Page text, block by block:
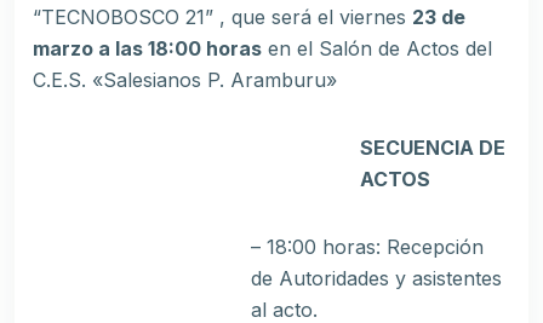
“TECNOBOSCO 21” , que será el viernes 23 de
marzo a las 18:00 horas en el Salón de Actos del
C.E.S. «Salesianos P. Aramburu»
SECUENCIA DE
ACTOS
– 18:00 horas: Recepción
de Autoridades y asistentes
al acto.